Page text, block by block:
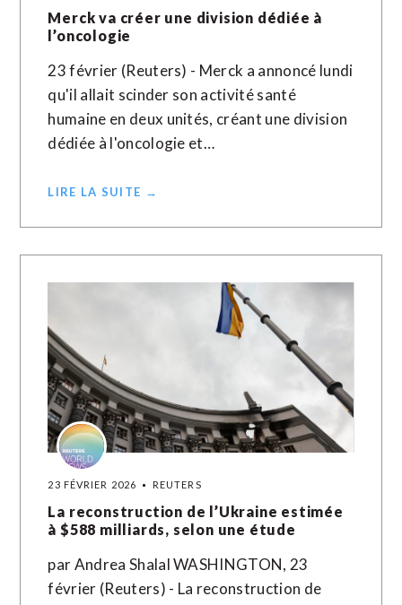
Merck va créer une division dédiée à
l’oncologie
23 février (Reuters) - Merck a annoncé lundi
qu'il allait scinder son activité santé
humaine en deux unités, créant une division
dédiée à l'oncologie et…
LIRE LA SUITE →
23 FÉVRIER 2026 REUTERS
La reconstruction de l’Ukraine estimée
à $588 milliards, selon une étude
par Andrea Shalal WASHINGTON, 23
février (Reuters) - La reconstruction de